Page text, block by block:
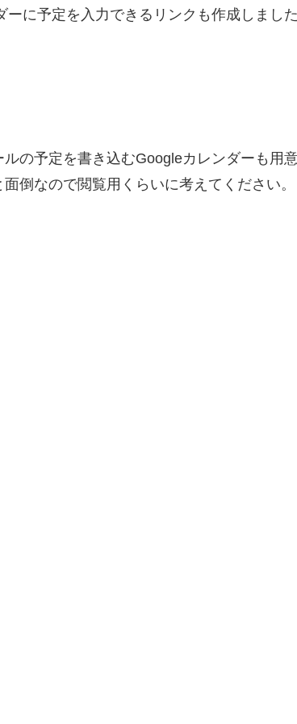
に予定を入力できるリンクも作成しまし
の予定を書き込むGoogleカレンダーも用
倒なので閲覧用くらいに考えてください。